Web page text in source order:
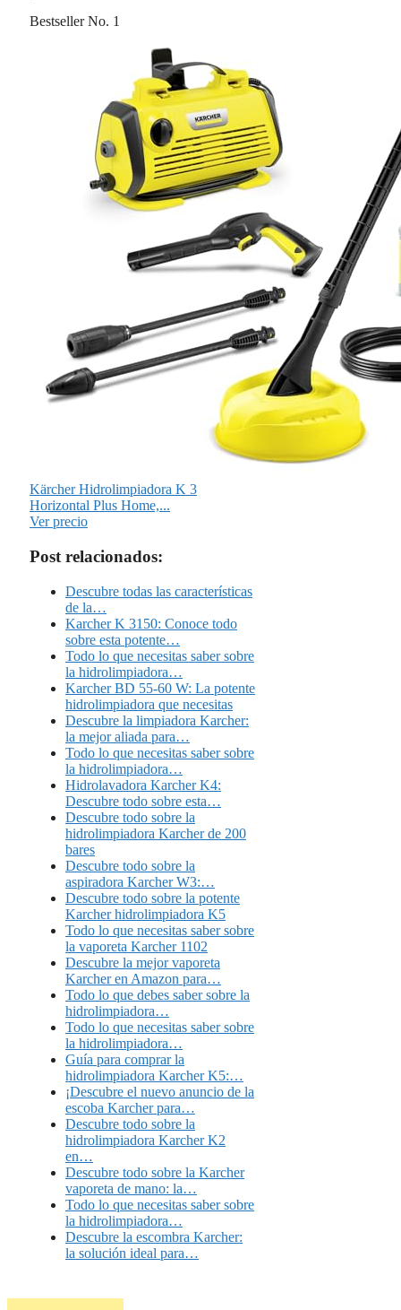
Bestseller No. 1
Kärcher Hidrolimpiadora K 3
Horizontal Plus Home,...
Ver precio
Post relacionados:
Descubre todas las características
de la…
Karcher K 3150: Conoce todo
sobre esta potente…
Todo lo que necesitas saber sobre
la hidrolimpiadora…
Karcher BD 55-60 W: La potente
hidrolimpiadora que necesitas
Descubre la limpiadora Karcher:
la mejor aliada para…
Todo lo que necesitas saber sobre
la hidrolimpiadora…
Hidrolavadora Karcher K4:
Descubre todo sobre esta…
Descubre todo sobre la
hidrolimpiadora Karcher de 200
bares
Descubre todo sobre la
aspiradora Karcher W3:…
Descubre todo sobre la potente
Karcher hidrolimpiadora K5
Todo lo que necesitas saber sobre
la vaporeta Karcher 1102
Descubre la mejor vaporeta
Karcher en Amazon para…
Todo lo que debes saber sobre la
hidrolimpiadora…
Todo lo que necesitas saber sobre
la hidrolimpiadora…
Guía para comprar la
hidrolimpiadora Karcher K5:…
¡Descubre el nuevo anuncio de la
escoba Karcher para…
Descubre todo sobre la
hidrolimpiadora Karcher K2
en…
Descubre todo sobre la Karcher
vaporeta de mano: la…
Todo lo que necesitas saber sobre
la hidrolimpiadora…
Descubre la escombra Karcher:
la solución ideal para…